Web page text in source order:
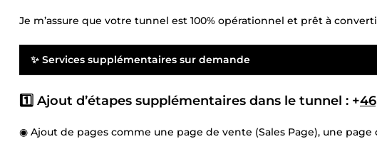
Je m’assure que votre tunnel est 100% opérationnel et prêt à
✨ Services supplémentaires sur demande
1️⃣ Ajout d’étapes supplémentaires dans le tunnel : +
◉ Ajout de pages comme une page de vente (Sales Page), une page